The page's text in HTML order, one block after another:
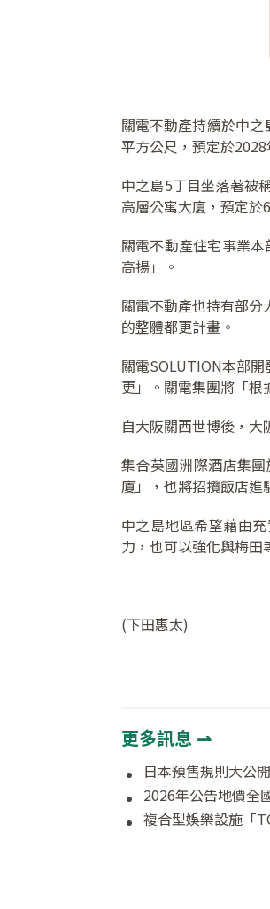
關電不動產持續於中
平方公尺，預定於2028
中之島5丁目坐落著被
高層公寓大廈，預定於
關電不動產住宅事業
高揚」。
關電不動產也持有部
的整體都更計畫。
關電SOLUTION本部
更」。關電集團將「根
自大阪關西世博後，
集合英國洲際酒店集
廈」，也將招攬飯店進
中之島地區希望藉由
力，也可以強化與梅田
(下田惠太)
更多訊息 ⇀
日本預售規則大公
複合型娛樂設施「